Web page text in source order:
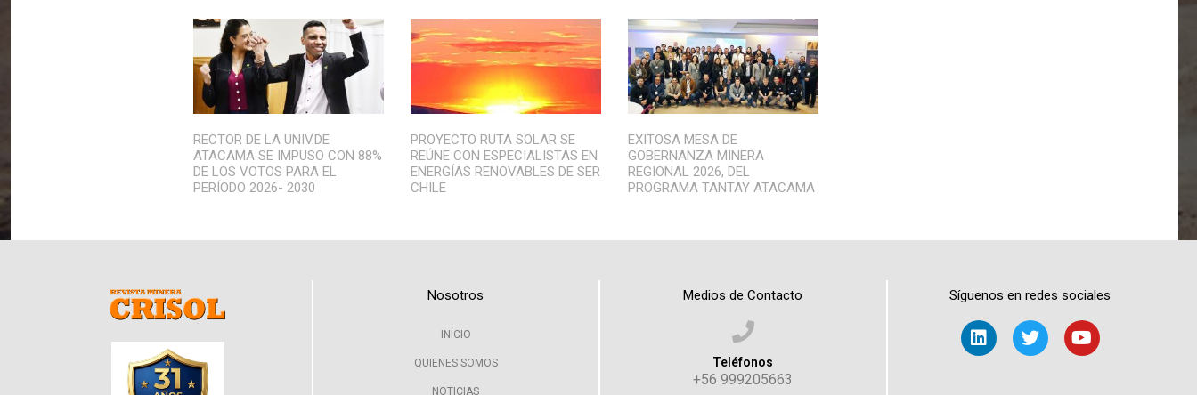
RECTOR DE LA UNIV.DE
ATACAMA SE IMPUSO CON 88%
DE LOS VOTOS PARA EL
PERÍODO 2026- 2030
PROYECTO RUTA SOLAR SE
REÚNE CON ESPECIALISTAS EN
ENERGÍAS RENOVABLES DE SER
CHILE
EXITOSA MESA DE
GOBERNANZA MINERA
REGIONAL 2026, DEL
PROGRAMA TANTAY ATACAMA
Nosotros
INICIO
QUIENES SOMOS
NOTICIAS
Medios de Contacto
Teléfonos
+56 999205663
Síguenos en redes sociales